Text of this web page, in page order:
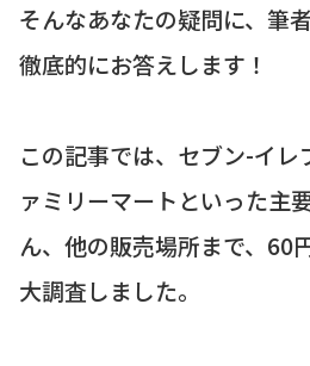
そんなあなたの疑問に、筆
徹底的にお答えします！
この記事では、セブン-イレ
ァミリーマートといった主
ん、他の販売場所まで、60
大調査しました。